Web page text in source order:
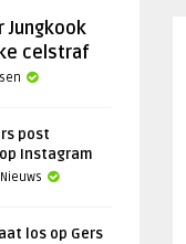
Jungkook
celstraf
post
Instagram
los op Gers